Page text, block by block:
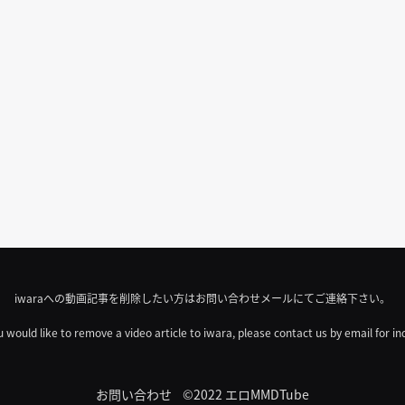
iwaraへの動画記事を削除したい方はお問い合わせメールにてご連絡下さい。
would like to remove a video article to iwara, please contact us by email for
お問い合わせ ©2022 エロMMDTube